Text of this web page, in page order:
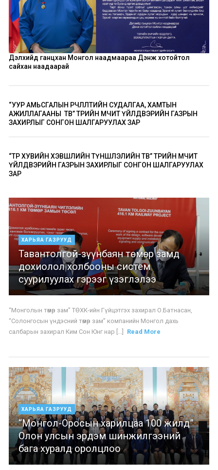
Дэлхийд ганцхан Монгол наадмаараа Дэнж хотойтол
сайхан наадаарай
“УУР АМЬСГАЛЫН ӨӨРЧЛӨЛТИЙН СУДАЛГАА, ХАМТЫН
АЖИЛЛАГААНЫ ТӨВ” ТӨРИЙН ӨМЧИТ ҮЙЛДВЭРИЙН ГАЗРЫН
ЗАХИРЛЫГ СОНГОН ШАЛГАРУУЛАХ ЗАР
“ТӨР ХУВИЙН ХЭВШЛИЙН ТҮНШЛЭЛИЙН ТӨВ” ТӨРИЙН ӨМЧИТ
ҮЙЛДВЭРИЙН ГАЗРЫН ЗАХИРЛЫГ СОНГОН ШАЛГАРУУЛАХ
ЗАР
ХАРЬЯА ГАЗРУУД
Тавантолгой-зүүнбаян төмөр замд
дохиолол холбооны систем
суурилуулах гэрээг үзэглэлээ
“Монголын төмөр зам” ТӨХК-ийн Гүйцэтгэх захирал О.Батнасан,
“Солонгосын үндэсний төмөр зам” компанийн Монгол дахь
салбарын захирал Ким Сон Юнг нар [...]
Read More
ХАРЬЯА ГАЗРУУД
“Монгол-Оросын харилцаа 100 жилд”
Олон улсын эрдэм шинжилгээний
бага хуралд оролцлоо